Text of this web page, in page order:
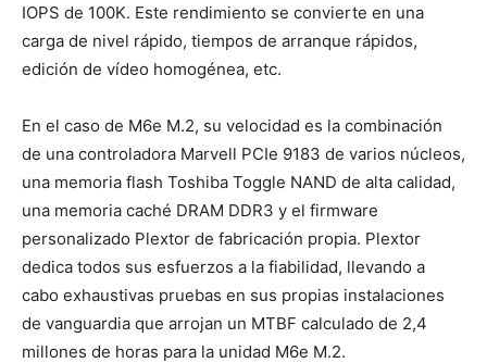
IOPS de 100K. Este rendimiento se convierte en una
carga de nivel rápido, tiempos de arranque rápidos,
edición de vídeo homogénea, etc.
En el caso de M6e M.2, su velocidad es la combinación
de una controladora Marvell PCIe 9183 de varios núcleos,
una memoria flash Toshiba Toggle NAND de alta calidad,
una memoria caché DRAM DDR3 y el firmware
personalizado Plextor de fabricación propia. Plextor
dedica todos sus esfuerzos a la fiabilidad, llevando a
cabo exhaustivas pruebas en sus propias instalaciones
de vanguardia que arrojan un MTBF calculado de 2,4
millones de horas para la unidad M6e M.2.